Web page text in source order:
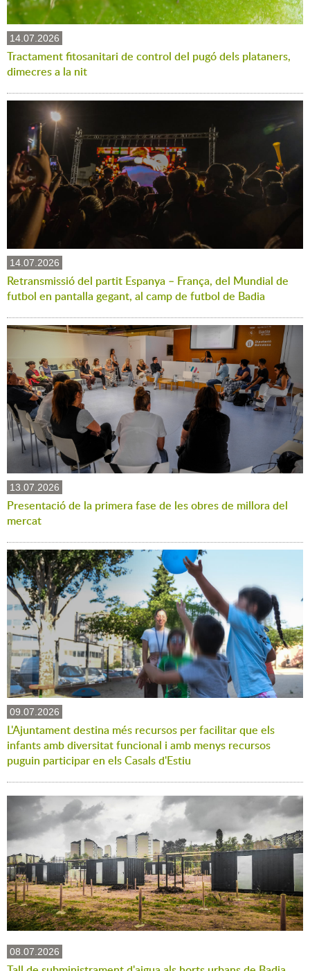
14.07.2026
Tractament fitosanitari de control del pugó dels plataners,
dimecres a la nit
14.07.2026
Retransmissió del partit Espanya – França, del Mundial de
futbol en pantalla gegant, al camp de futbol de Badia
13.07.2026
Presentació de la primera fase de les obres de millora del
mercat
09.07.2026
L'Ajuntament destina més recursos per facilitar que els
infants amb diversitat funcional i amb menys recursos
puguin participar en els Casals d'Estiu
08.07.2026